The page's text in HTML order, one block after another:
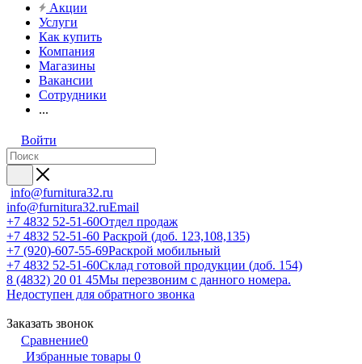
Акции
Услуги
Как купить
Компания
Магазины
Вакансии
Сотрудники
...
Войти
info@furnitura32.ru
info@furnitura32.ruEmail
+7 4832 52-51-60Отдел продаж
+7 4832 52-51-60 Раскрой (доб. 123,108,135)
+7 (920)-607-55-69Раскрой мобильный
+7 4832 52-51-60Склад готовой продукции (доб. 154)
8 (4832) 20 01 45Мы перезвоним с данного номера.
Недоступен для обратного звонка
Заказать звонок
Сравнение0
Избранные товары 0